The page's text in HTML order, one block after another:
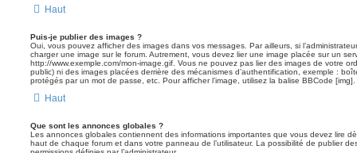
Haut
Puis-je publier des images ?
Oui, vous pouvez afficher des images dans vos messages. Par ailleurs, si
charger une image sur le forum. Autrement, vous devez lier une image placée sur un
http://www.exemple.com/mon-image.gif. Vous ne pouvez pas lier des images de votre
public) ni des images placées derrière des mécanismes d’authentification, exemple :
protégés par un mot de passe, etc. Pour afficher l’image, utilisez la balise BBCode [img].
Haut
Que sont les annonces globales ?
Les annonces globales contiennent des informations importantes que vous devez lire
haut de chaque forum et dans votre panneau de l’utilisateur. La possibilité de publier